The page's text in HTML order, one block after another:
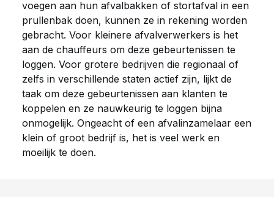
voegen aan hun afvalbakken of stortafval in een
prullenbak doen, kunnen ze in rekening worden
gebracht. Voor kleinere afvalverwerkers is het
aan de chauffeurs om deze gebeurtenissen te
loggen. Voor grotere bedrijven die regionaal of
zelfs in verschillende staten actief zijn, lijkt de
taak om deze gebeurtenissen aan klanten te
koppelen en ze nauwkeurig te loggen bijna
onmogelijk. Ongeacht of een afvalinzamelaar een
klein of groot bedrijf is, het is veel werk en
moeilijk te doen.